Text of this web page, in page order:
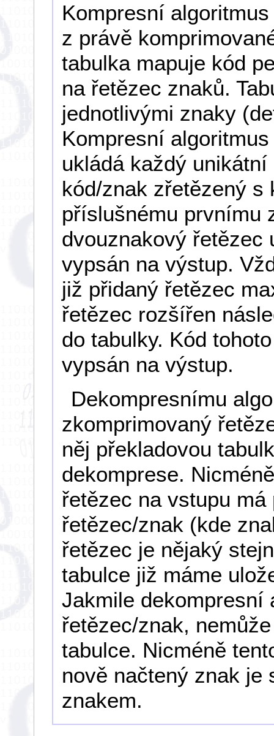
Kompresní
z právě
tabulka mapuje kód
na řetězec znaků.
jednotlivými znaky
Kompresní
ukládá každý
kód/znak zřetězený
příslušnému prvnímu
dvouznakový řetězec
vypsán na výstup.
již přidaný řetězec
řetězec rozšířen
do tabulky. Kód
vypsán na výstup.
Dekompresnímu
zkomprimovaný
něj překladovou
dekomprese.
řetězec na vstupu
řetězec/znak (kde
řetězec je nějaký
tabulce již máme
Jakmile dekompresní
řetězec/znak,
tabulce. Nicméně
nově načtený znak je
znakem.